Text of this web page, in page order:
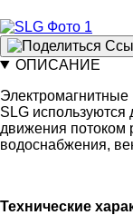
ОПИСАНИЕ
SLG
движения потоком
водоснабжения,
Технические